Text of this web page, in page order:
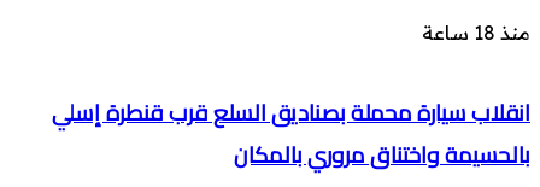
منذ 18 ساعة
انقلاب سيارة محملة بصناديق السلع قرب قنطرة إسلي
بالحسيمة واختناق مروري بالمكان